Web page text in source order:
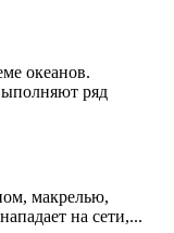
океанов.
ряд
макрелью,
на сети,...